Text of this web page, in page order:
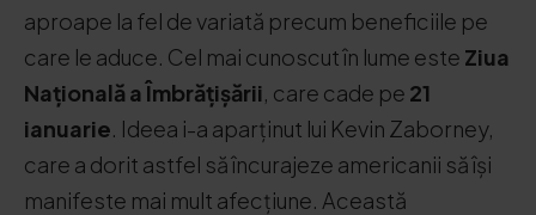
aproape la fel de variată precum beneficiile pe
care le aduce. Cel mai cunoscut în lume este Ziua
Națională a Îmbrățișării, care cade pe 21
ianuarie. Ideea i-a aparținut lui Kevin Zaborney,
care a dorit astfel să încurajeze americanii să își
manifeste mai mult afecțiune. Această